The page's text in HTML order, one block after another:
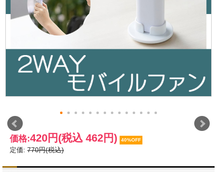
価格:420円 (税込 462円) 40%OFF
定価: 770円(税込)